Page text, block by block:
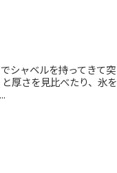
シャベルを持ってきて突
厚さを見比べたり、氷を